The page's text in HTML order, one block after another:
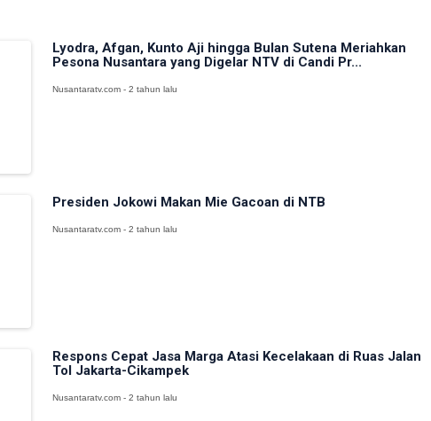
Lyodra, Afgan, Kunto Aji hingga Bulan Sutena Meriahkan
Pesona Nusantara yang Digelar NTV di Candi Pr...
Nusantaratv.com - 2 tahun lalu
Presiden Jokowi Makan Mie Gacoan di NTB
Nusantaratv.com - 2 tahun lalu
Respons Cepat Jasa Marga Atasi Kecelakaan di Ruas Jalan
Tol Jakarta-Cikampek
Nusantaratv.com - 2 tahun lalu